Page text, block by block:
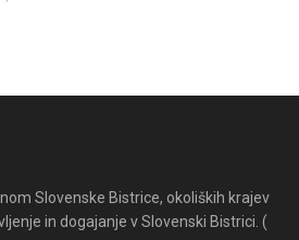
Slovenske Bistrice, okoliških krajev
in dogajanje v Slovenski Bistrici. (